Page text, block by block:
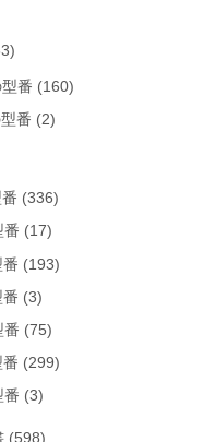
番 (160)
番 (2)
(336)
番 (17)
(193)
(3)
番 (75)
(299)
番 (3)
(598)